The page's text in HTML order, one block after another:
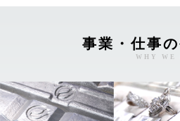
事業・仕事
WHY WE